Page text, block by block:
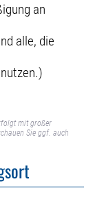
an
alle, die
mit großer
Sie ggf. auch